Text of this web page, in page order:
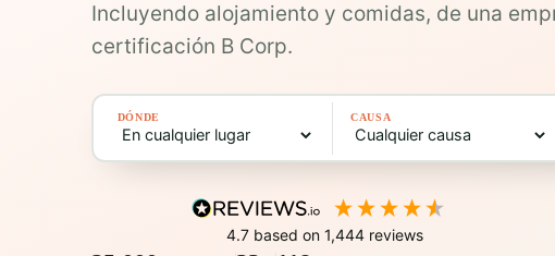
Incluyendo alojamiento y comidas, de una
certificación B Corp.
DÓNDE CAUSA
4.7 based on 1,444reviews